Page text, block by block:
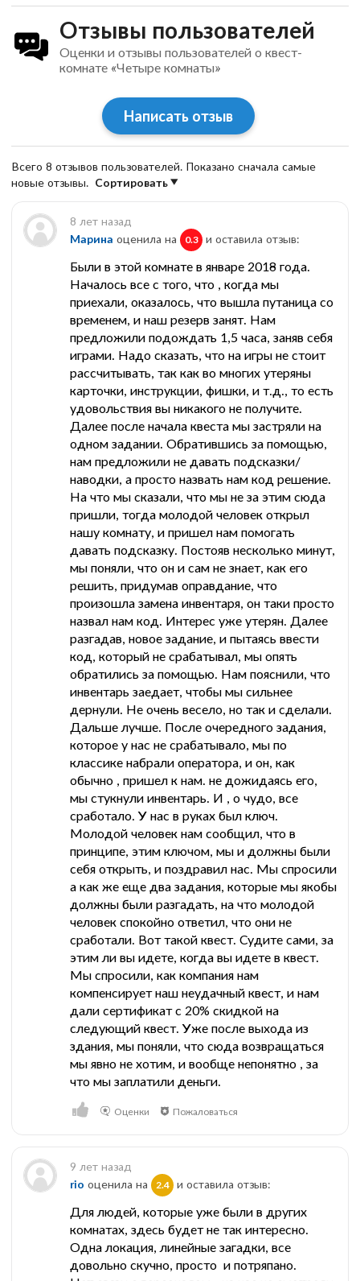
Отзывы пользователей
Оценки и отзывы пользователей о квест-
комнате «Четыре комнаты»
Написать отзыв
Всего 8 отзывов пользователей. Показано сначала самые
новые отзывы. Сортировать
8 лет назад
Марина оценила на 0.3 и оставила отзыв:
Были в этой комнате в январе 2018 года.
Началось все с того, что , когда мы
приехали, оказалось, что вышла путаница со
временем, и наш резерв занят. Нам
предложили подождать 1,5 часа, заняв себя
играми. Надо сказать, что на игры не стоит
рассчитывать, так как во многих утеряны
карточки, инструкции, фишки, и т.д., то есть
удовольствия вы никакого не получите.
Далее после начала квеста мы застряли на
одном задании. Обратившись за помощью,
нам предложили не давать подсказки/
наводки, а просто назвать нам код решение.
На что мы сказали, что мы не за этим сюда
пришли, тогда молодой человек открыл
нашу комнату, и пришел нам помогать
давать подсказку. Постояв несколько минут,
мы поняли, что он и сам не знает, как его
решить, придумав оправдание, что
произошла замена инвентаря, он таки просто
назвал нам код. Интерес уже утерян. Далее
разгадав, новое задание, и пытаясь ввести
код, который не срабатывал, мы опять
обратились за помощью. Нам пояснили, что
инвентарь заедает, чтобы мы сильнее
дернули. Не очень весело, но так и сделали.
Дальше лучше. После очередного задания,
которое у нас не срабатывало, мы по
классике набрали оператора, и он, как
обычно , пришел к нам. не дожидаясь его,
мы стукнули инвентарь. И , о чудо, все
сработало. У нас в руках был ключ.
Молодой человек нам сообщил, что в
принципе, этим ключом, мы и должны были
себя открыть, и поздравил нас. Мы спросили
а как же еще два задания, которые мы якобы
должны были разгадать, на что молодой
человек спокойно ответил, что они не
сработали. Вот такой квест. Судите сами, за
этим ли вы идете, когда вы идете в квест.
Мы спросили, как компания нам
компенсирует наш неудачный квест, и нам
дали сертификат с 20% скидкой на
следующий квест. Уже после выхода из
здания, мы поняли, что сюда возвращаться
мы явно не хотим, и вообще непонятно , за
что мы заплатили деньги.
Оценки Пожаловаться
9 лет назад
rio оценила на 2.4 и оставила отзыв:
Для людей, которые уже были в других
комнатах, здесь будет не так интересно.
Одна локация, линейные загадки, все
довольно скучно, просто и потряпано.